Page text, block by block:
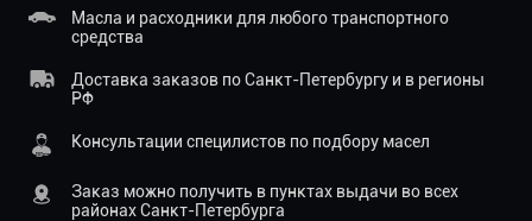
Масла и расходники для любого транспортного
средства
Доставка заказов по Санкт-Петербургу и в регионы
РФ
Консультации специлистов по подбору масел
Заказ можно получить в пунктах выдачи во всех
районах Санкт-Петербурга